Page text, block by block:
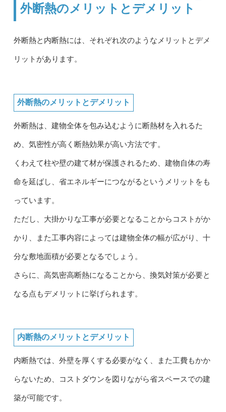
外断熱のメリットとデメリット
外断熱と内断熱には、それぞれ次のようなメリットとデメ
リットがあります。
外断熱のメリットとデメリット
外断熱は、建物全体を包み込むように断熱材を入れるた
め、気密性が高く断熱効果が高い方法です。
くわえて柱や壁の建て材が保護されるため、建物自体の寿
命を延ばし、省エネルギーにつながるというメリットをも
っています。
ただし、大掛かりな工事が必要となることからコストがか
かり、また工事内容によっては建物全体の幅が広がり、十
分な敷地面積が必要となるでしょう。
さらに、高気密高断熱になることから、換気対策が必要と
なる点もデメリットに挙げられます。
内断熱のメリットとデメリット
内断熱では、外壁を厚くする必要がなく、また工費もかか
らないため、コストダウンを図りながら省スペースでの建
築が可能です。